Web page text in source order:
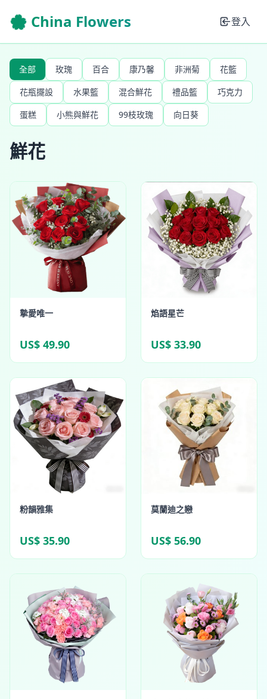
🌸 China Flowers 登入
全部 玫瑰 百合 康乃馨 非洲菊
花籃
花瓶擺設
水果籃 混合鮮花 禮品籃
巧克力
蛋糕
小熊與鮮花 99枝玫瑰 向日葵
鮮花
摯愛唯一
US$ 49.90
焰語星芒
US$ 33.90
粉韻雅集
US$ 35.90
莫蘭迪之戀
US$ 56.90